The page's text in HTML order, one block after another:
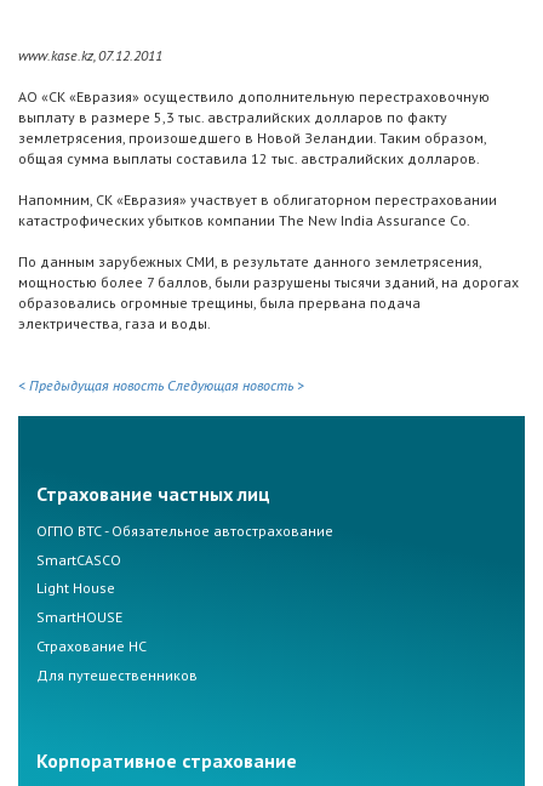
www.kase.kz, 07.12.2011
АО «СК «Евразия» осуществило дополнительную перестраховочную
выплату в размере 5,3 тыс. австралийских долларов по факту
землетрясения, произошедшего в Новой Зеландии. Таким образом,
общая сумма выплаты составила 12 тыс. австралийских долларов.
Напомним, СК «Евразия» участвует в облигаторном перестраховании
катастрофических убытков компании The New India Assurance Co.
По данным зарубежных СМИ, в результате данного землетрясения,
мощностью более 7 баллов, были разрушены тысячи зданий, на дорогах
образовались огромные трещины, была прервана подача
электричества, газа и воды.
< Предыдущая новость Следующая новость >
Страхование частных лиц
ОГПО ВТС - Обязательное автострахование
SmartCASCO
Light House
SmartHOUSE
Страхование НС
Для путешественников
Корпоративное страхование